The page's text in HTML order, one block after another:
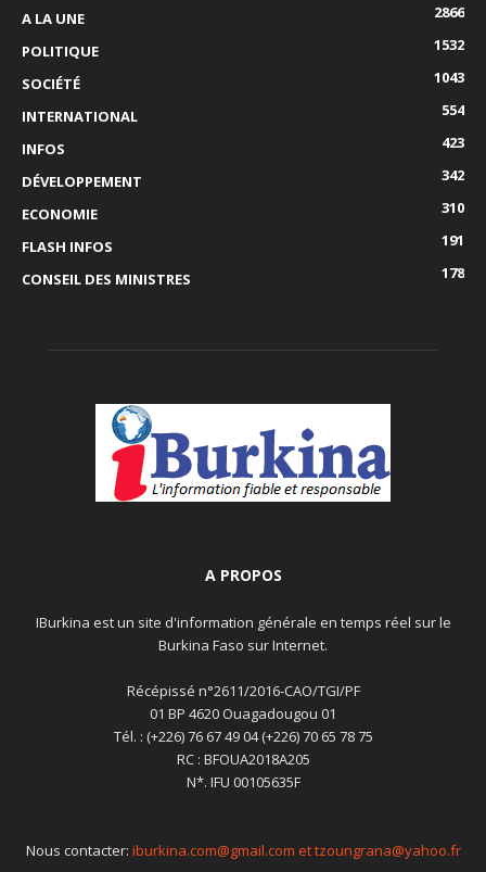
A LA UNE
2866
POLITIQUE
1532
SOCIÉTÉ
1043
INTERNATIONAL
554
INFOS
423
DÉVELOPPEMENT
342
ECONOMIE
310
FLASH INFOS
191
CONSEIL DES MINISTRES
178
A PROPOS
IBurkina est un site d'information générale en temps réel sur le
Burkina Faso sur Internet.
Récépissé n°2611/2016-CAO/TGI/PF
01 BP 4620 Ouagadougou 01
Tél. : (+226) 76 67 49 04 (+226) 70 65 78 75
RC : BFOUA2018A205
N*. IFU 00105635F
Nous contacter: iburkina.com@gmail.com et tzoungrana@yahoo.fr